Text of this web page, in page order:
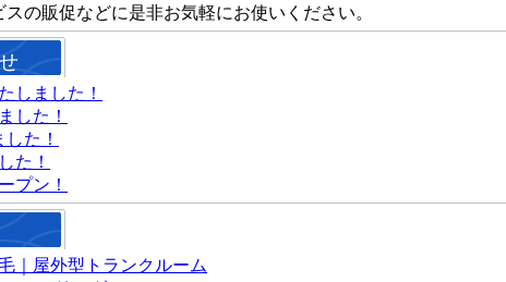
の販促などに是非お気軽にお使いください。
しました！
した！
た！
た！
プン！
｜屋外型トランクルーム